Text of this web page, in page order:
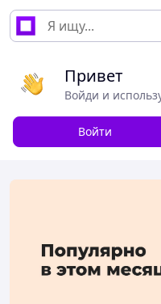
Привет
Войди и
Войти